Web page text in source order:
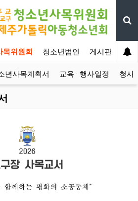
목위원회 청소년법인 게시판 자
년사목계획서 교육 · 행사일정 청사